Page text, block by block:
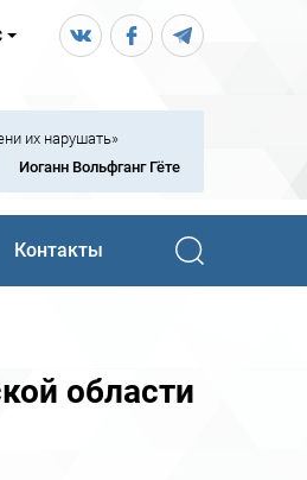
их нарушать»
Иоганн Вольфганг Гёте
Контакты
области